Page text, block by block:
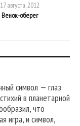
17 августа, 2012
Венок-оберег
символ — глаз
в планетарной
что
игра, и символ,